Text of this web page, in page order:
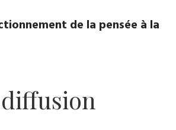
de la pensée à la